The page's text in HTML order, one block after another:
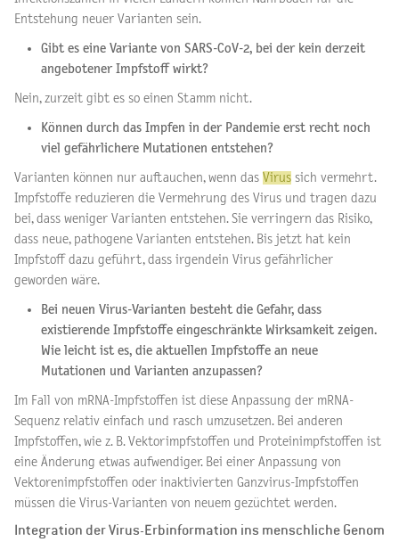
Entstehung neuer Varianten sein.
Gibt es eine Variante von SARS-CoV-2, bei der kein derzeit
angebotener Impfstoff wirkt?
Nein, zurzeit gibt es so einen Stamm nicht.
Können durch das Impfen in der Pandemie erst recht noch
viel gefährlichere Mutationen entstehen?
Varianten können nur auftauchen, wenn das Virus sich vermehrt.
Impfstoffe reduzieren die Vermehrung des Virus und tragen dazu
bei, dass weniger Varianten entstehen. Sie verringern das Risiko,
dass neue, pathogene Varianten entstehen. Bis jetzt hat kein
Impfstoff dazu geführt, dass irgendein Virus gefährlicher
geworden wäre.
Bei neuen Virus-Varianten besteht die Gefahr, dass
existierende Impfstoffe eingeschränkte Wirksamkeit zeigen.
Wie leicht ist es, die aktuellen Impfstoffe an neue
Mutationen und Varianten anzupassen?
Im Fall von mRNA-Impfstoffen ist diese Anpassung der mRNA-
Sequenz relativ einfach und rasch umzusetzen. Bei anderen
Impfstoffen, wie z. B. Vektorimpfstoffen und Proteinimpfstoffen ist
eine Änderung etwas aufwendiger. Bei einer Anpassung von
Vektorenimpfstoffen oder inaktivierten Ganzvirus-Impfstoffen
müssen die Virus-Varianten von neuem gezüchtet werden.
Integration der Virus-Erbinformation ins menschliche Genom